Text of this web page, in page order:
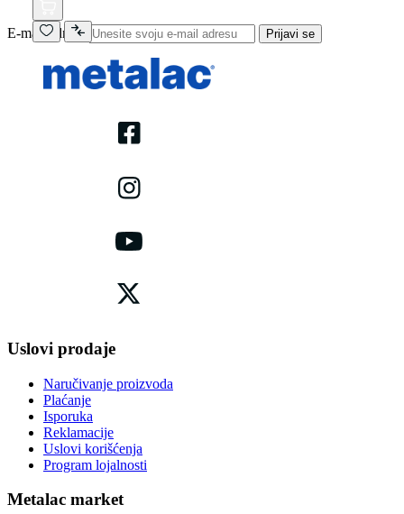
E-mail adresa Prijavi se
Uslovi prodaje
Naručivanje proizvoda
Plaćanje
Isporuka
Reklamacije
Uslovi korišćenja
Program lojalnosti
Metalac market